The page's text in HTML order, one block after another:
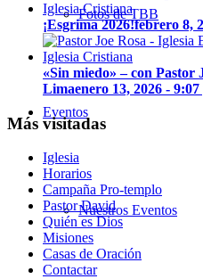
Fotos de TBB
Eventos
Nuestros Eventos
¡Esgrima 2026!febrero 8,
«Sin miedo» – con Pastor
Limaenero 13, 2026 -
Más visitadas
Iglesia
Horarios
Campaña Pro-templo
Pastor David
Quién es Dios
Misiones
Casas de Oración
Contactar